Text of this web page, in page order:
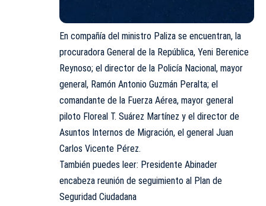
En compañía del ministro Paliza se encuentran, la
procuradora General de la República, Yeni Berenice
Reynoso; el director de la Policía Nacional, mayor
general, Ramón Antonio Guzmán Peralta; el
comandante de la Fuerza Aérea, mayor general
piloto Floreal T. Suárez Martínez y el director de
Asuntos Internos de Migración, el general Juan
Carlos Vicente Pérez.
También puedes leer: Presidente Abinader
encabeza reunión de seguimiento al Plan de
Seguridad Ciudadana